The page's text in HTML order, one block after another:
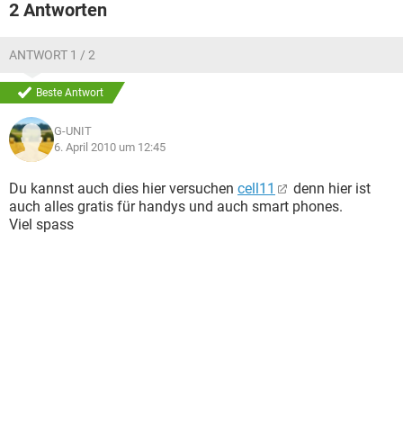
2 Antworten
ANTWORT 1 / 2
Beste Antwort
G-UNIT
6. April 2010 um 12:45
Du kannst auch dies hier versuchen cell11
denn hier ist
auch alles gratis für handys und auch smart phones.
Viel spass